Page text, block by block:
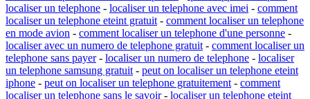
localiser un telephone - localiser un telephone avec imei - comment
localiser un telephone eteint gratuit - comment localiser un telephone
en mode avion - comment localiser un telephone d'une personne -
localiser avec un numero de telephone gratuit - comment localiser un
telephone sans payer- localiser un numero de telephone - localiser
un telephone samsung gratuit - peut on localiser un telephone eteint
iphone - peut on localiser un telephone gratuitement - comment
localiser un telephone sans le savoir- localiser un telephone eteint